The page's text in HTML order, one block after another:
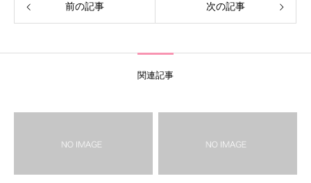
前の記事 次の記事
関連記事